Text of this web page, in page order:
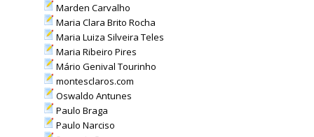
Marden Carvalho
Maria Clara Brito Rocha
Maria Luiza Silveira Teles
Maria Ribeiro Pires
Mário Genival Tourinho
montesclaros.com
Oswaldo Antunes
Paulo Braga
Paulo Narciso